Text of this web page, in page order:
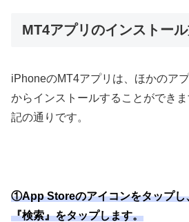
MT4アプリのインストー
iPhoneのMT4アプリは、ほかのア
からインストールすることができ
記の通りです。
①App Storeのアイコンをタップし
『検索』をタップします。